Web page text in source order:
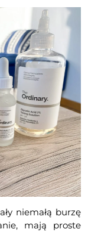
niemałą burzę
mają proste